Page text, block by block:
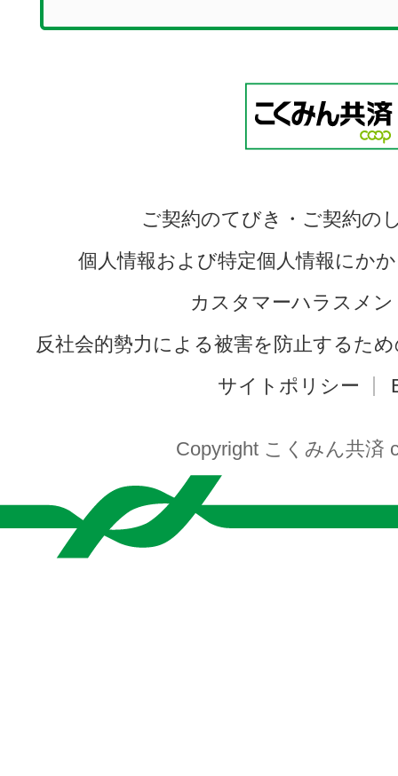
ご契約のてびき・ご契約の
個人情報および特定個人情報にか
カスタマーハラスメ
反社会的勢力による被害を防止するた
サイトポリシー
Copyright こくみん共済